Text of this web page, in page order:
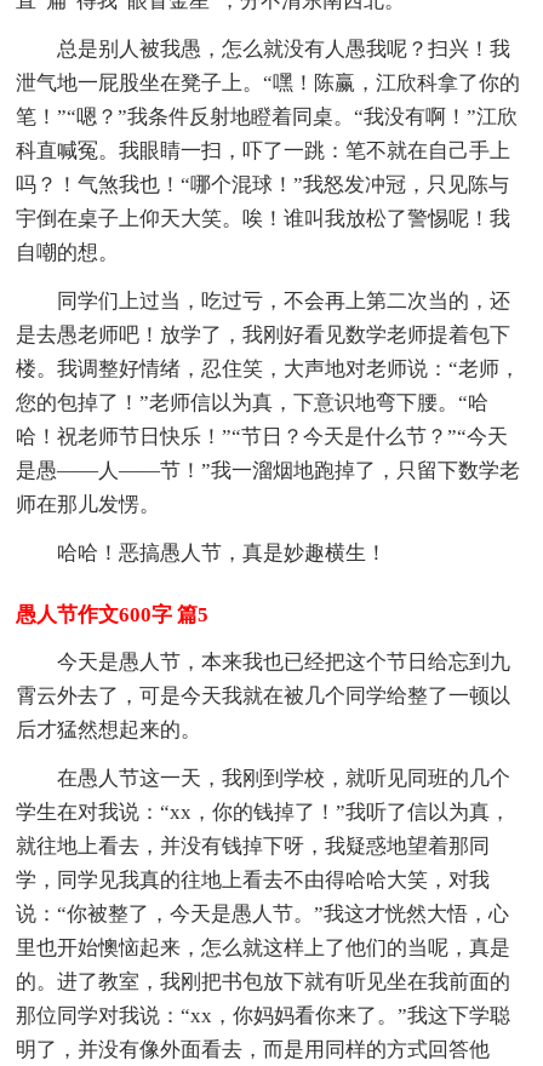
总是别人被我愚，怎么就没有人愚我呢？扫兴！我
泄气地一屁股坐在凳子上。“嘿！陈赢，江欣科拿了你的
笔！”“嗯？”我条件反射地瞪着同桌。“我没有啊！”江欣
科直喊冤。我眼睛一扫，吓了一跳：笔不就在自己手上
吗？！气煞我也！“哪个混球！”我怒发冲冠，只见陈与
宇倒在桌子上仰天大笑。唉！谁叫我放松了警惕呢！我
自嘲的想。
同学们上过当，吃过亏，不会再上第二次当的，还
是去愚老师吧！放学了，我刚好看见数学老师提着包下
楼。我调整好情绪，忍住笑，大声地对老师说：“老师，
您的包掉了！”老师信以为真，下意识地弯下腰。“哈
哈！祝老师节日快乐！”“节日？今天是什么节？”“今天
是愚——人——节！”我一溜烟地跑掉了，只留下数学老
师在那儿发愣。
哈哈！恶搞愚人节，真是妙趣横生！
愚人节作文600字 篇5
今天是愚人节，本来我也已经把这个节日给忘到九
霄云外去了，可是今天我就在被几个同学给整了一顿以
后才猛然想起来的。
在愚人节这一天，我刚到学校，就听见同班的几个
学生在对我说：“xx，你的钱掉了！”我听了信以为真，
就往地上看去，并没有钱掉下呀，我疑惑地望着那同
学，同学见我真的往地上看去不由得哈哈大笑，对我
说：“你被整了，今天是愚人节。”我这才恍然大悟，心
里也开始懊恼起来，怎么就这样上了他们的当呢，真是
的。进了教室，我刚把书包放下就有听见坐在我前面的
那位同学对我说：“xx，你妈妈看你来了。”我这下学聪
明了，并没有像外面看去，而是用同样的方式回答他